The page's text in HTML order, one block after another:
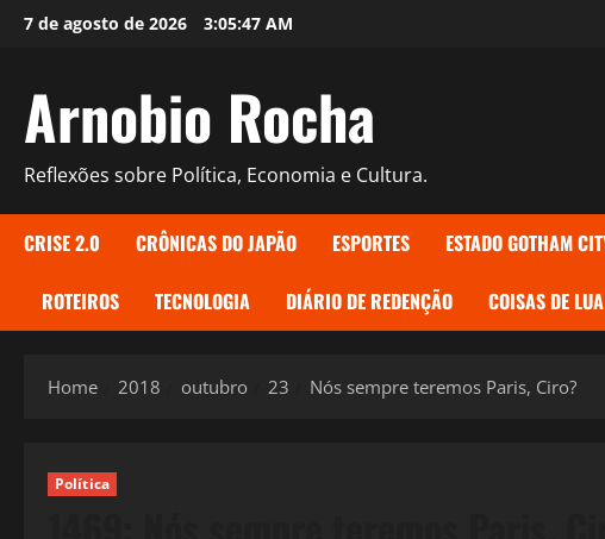
Skip7 de agosto de 2026 3:05:48 AM
Arnobio Rocha
Reflexões sobre Política, Economia e Cultura.
CRISE 2.0 CRÔNICAS DO JAPÃO ESPORTES ESTADO GOTHAM
ROTEIROS TECNOLOGIA DIÁRIO DE REDENÇÃO COISAS DE LUA
Home 2018 outubro 23 Nós sempre teremos Paris, Ciro?
Política